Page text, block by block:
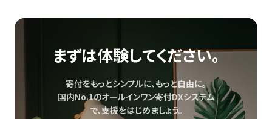
まずは体験してください。
寄付をもっとシンプルに、もっと自由に。
国内No.1のオールインワン寄付DXシステム
で、支援をはじめましょう。